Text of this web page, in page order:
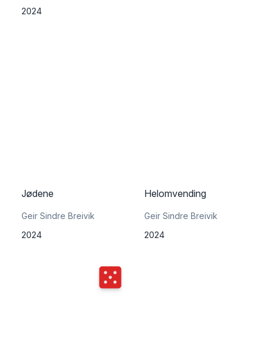
2024
Jødene
Geir Sindre Breivik
2024
Helomvending
Geir Sindre Breivik
2024
Terningkast